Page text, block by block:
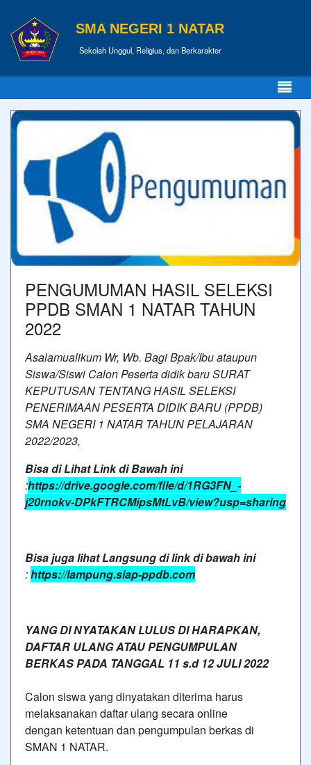
SMA NEGERI 1 NATAR
Sekolah Unggul, Religius, dan Berkarakter
PENGUMUMAN HASIL SELEKSI
PPDB SMAN 1 NATAR TAHUN
2022
Asalamualikum Wr, Wb. Bagi Bpak/Ibu ataupun
Siswa/Siswi Calon Peserta didik baru SURAT
KEPUTUSAN TENTANG HASIL SELEKSI
PENERIMAAN PESERTA DIDIK BARU (PPDB)
SMA NEGERI 1 NATAR TAHUN PELAJARAN
2022/2023,
Bisa di Lihat Link di Bawah ini
:https://drive.google.com/file/d/1RG3FN_-
j20rnokv-DPkFTRCMipsMtLvB/view?usp=sharing
Bisa juga lihat Langsung di link di bawah ini
:https://lampung.siap-ppdb.com
YANG DI NYATAKAN LULUS DI HARAPKAN,
DAFTAR ULANG ATAU PENGUMPULAN
BERKAS PADA TANGGAL 11 s.d 12 JULI 2022
Calon siswa yang dinyatakan diterima harus
melaksanakan daftar ulang secara online
dengan ketentuan dan pengumpulan berkas di
SMAN 1 NATAR.